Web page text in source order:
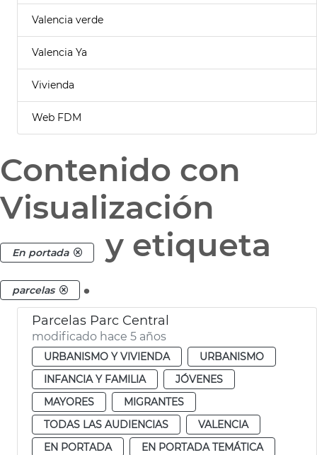
Valencia verde
Valencia Ya
Vivienda
Web FDM
Contenido con
Visualización
En portada y etiqueta
parcelas .
Parcelas Parc Central
modificado hace 5 años
URBANISMO Y VIVIENDA
URBANISMO
INFANCIA Y FAMILIA
JÓVENES
MAYORES
MIGRANTES
TODAS LAS AUDIENCIAS
VALENCIA
EN PORTADA
EN PORTADA TEMÁTICA